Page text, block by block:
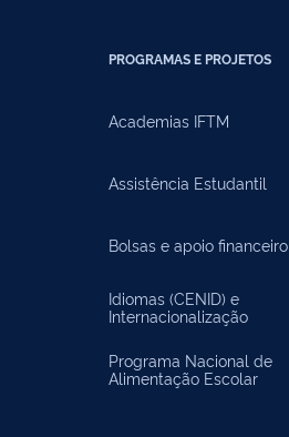
PROGRAMAS E PROJETOS
Academias IFTM
Assistência Estudantil
Bolsas e apoio financeiro
Idiomas (CENID) e
Internacionalização
Programa Nacional de
Alimentação Escolar